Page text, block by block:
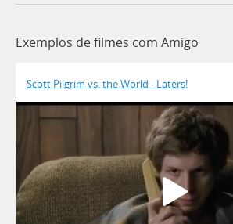
Exemplos de filmes com Amigo
Scott Pilgrim vs. the World - Laters!